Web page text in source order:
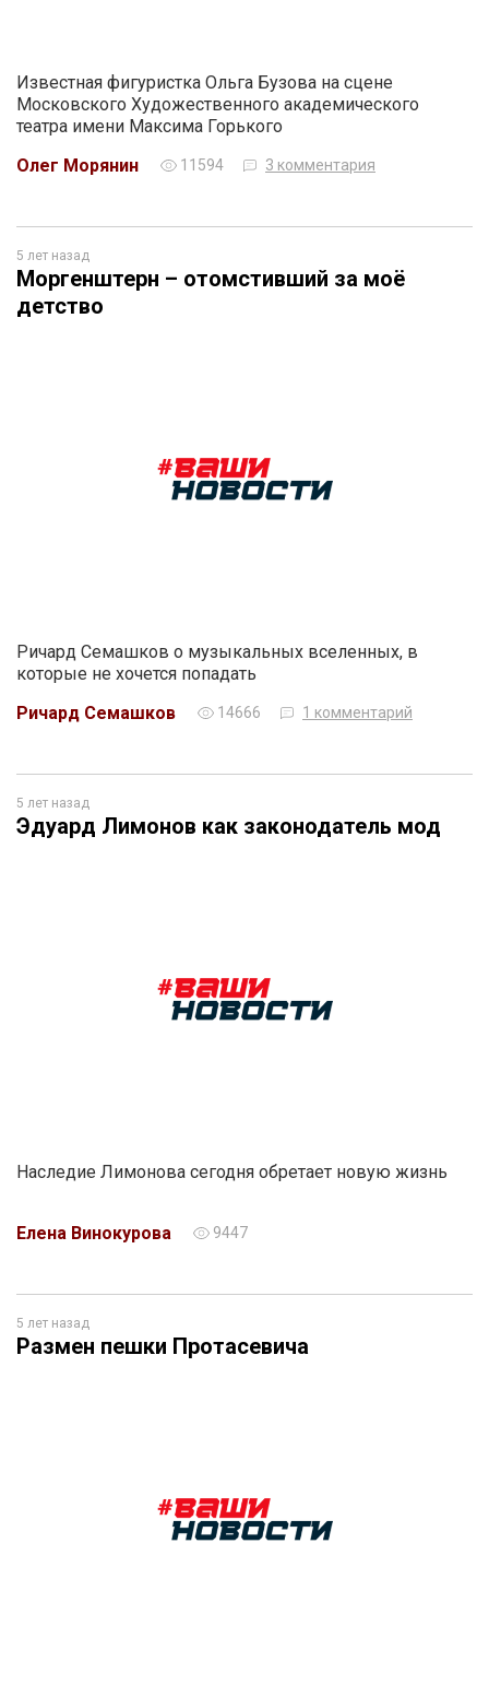
Известная фигуристка Ольга Бузова на сцене
Московского Художественного академического
театра имени Максима Горького
Олег Морянин
11594 3 комментария
5 лет назад
Моргенштерн – отомстивший за моё
детство
Ричард Семашков о музыкальных вселенных, в
которые не хочется попадать
Ричард Семашков
14666 1 комментарий
5 лет назад
Эдуард Лимонов как законодатель мод
Наследие Лимонова сегодня обретает новую жизнь
Елена Винокурова 9447
5 лет назад
Размен пешки Протасевича